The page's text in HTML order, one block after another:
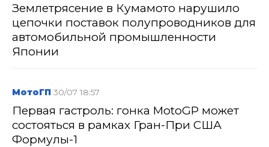
Землетрясение в Кумамото нарушило
цепочки поставок полупроводников для
автомобильной промышленности
Японии
МотоГП 30/07 18:57
Первая гастроль: гонка MotoGP может
состояться в рамках Гран-При США
Формулы-1